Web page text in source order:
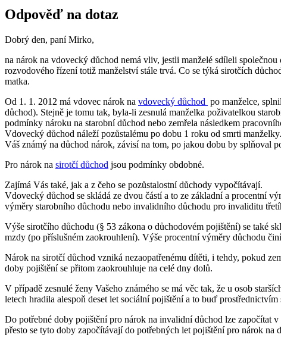
Odpověď na dotaz
Dobrý den, paní Mirko,
na nárok na vdovecký důchod nemá vliv, jestli manželé sdíleli
rozvodového řízení totiž manželství stále trvá. Co se týká sirotčích
matka.
Od 1. 1. 2012 má vdovec nárok na vdovecký důchod po manželce,
důchod). Stejně je tomu tak, byla-li zesnulá manželka poživatelkou
podmínky nároku na starobní důchod nebo zemřela následkem
Vdovecký důchod náleží pozůstalému po dobu 1 roku od smrti
Váš známý na důchod nárok, závisí na tom, po jakou dobu by splňoval
Pro nárok na sirotčí důchod jsou podmínky obdobné.
Zajímá Vás také, jak a z čeho se pozůstalostní důchody vypočítávají.
Vdovecký důchod se skládá ze dvou částí a to ze základní a procentní
výměry starobního důchodu nebo invalidního důchodu pro invaliditu
Výše sirotčího důchodu (§ 53 zákona o důchodovém pojištění) se také
mzdy (po příslušném zaokrouhlení). Výše procentní výměry důchodu
Nárok na sirotčí důchod vzniká nezaopatřenému dítěti, i tehdy, pokud
doby pojištění se přitom zaokrouhluje na celé dny dolů.
V případě zesnulé ženy Vašeho známého se má věc tak, že u osob
letech hradila alespoň deset let sociální pojištění a to buď prostřednictvím
Do potřebné doby pojištění pro nárok na invalidní důchod lze započítat
přesto se tyto doby započítávají do potřebných let pojištění pro nárok